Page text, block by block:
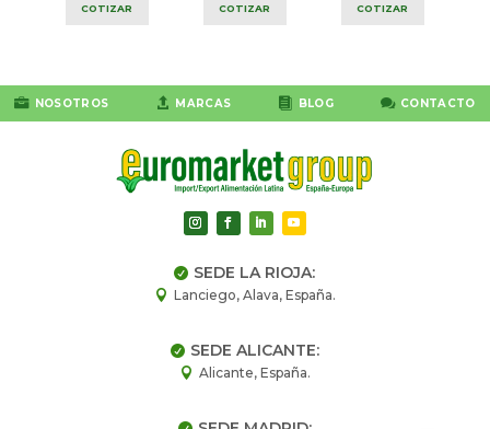
COTIZAR COTIZAR COTIZAR
 NOSOTROS  MARCAS  BLOG  CONTACTO
 SEDE LA RIOJA:
 Lanciego, Alava, España.
 SEDE ALICANTE:
 Alicante, España.